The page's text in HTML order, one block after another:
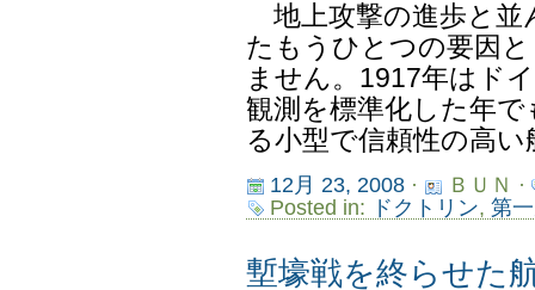
地上攻撃の進歩と並
たもうひとつの要因
ません。1917年はド
観測を標準化した年
る小型で信頼性の高
12月 23, 2008·
ＢＵＮ ·
Posted in: ドクトリン, 第
塹壕戦を終らせた